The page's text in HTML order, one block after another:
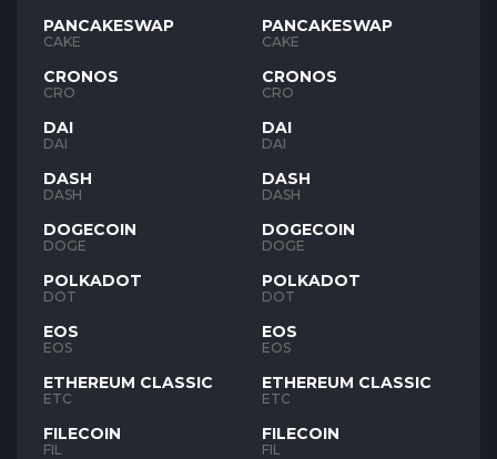
PANCAKESWAP
CAKE
CRONOS
CRO
DAI
DAI
DASH
DASH
DOGECOIN
DOGE
POLKADOT
DOT
EOS
EOS
ETHEREUM CLASSIC
ETC
FILECOIN
FIL
PANCAKESWAP
CAKE
CRONOS
CRO
DAI
DAI
DASH
DASH
DOGECOIN
DOGE
POLKADOT
DOT
EOS
EOS
ETHEREUM CLASSIC
ETC
FILECOIN
FIL